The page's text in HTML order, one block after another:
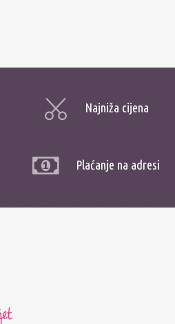
Najniža cijena
Plaćanje na adresi